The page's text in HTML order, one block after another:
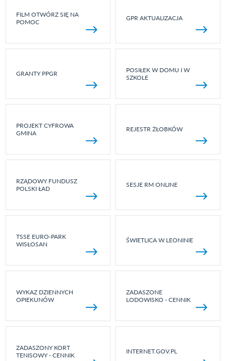
FILM OTWÓRZ SIĘ NA
POMOC
GPR AKTUALIZACJA
GRANTY PPGR
POSIŁEK W DOMU I W
SZKOLE
PROJEKT CYFROWA
GMINA
REJESTR ŻŁOBKÓW
RZĄDOWY FUNDUSZ
POLSKI ŁAD
SESJE RM ONLINE
TSSE EURO-PARK
WISŁOSAN
ŚWIETLICA W LEONINIE
WYKAZ DZIENNYCH
OPIEKUNÓW
ZADASZONE
LODOWISKO - CENNIK
ZADASZONY KORT
TENISOWY - CENNIK
INTERNET.GOV.PL